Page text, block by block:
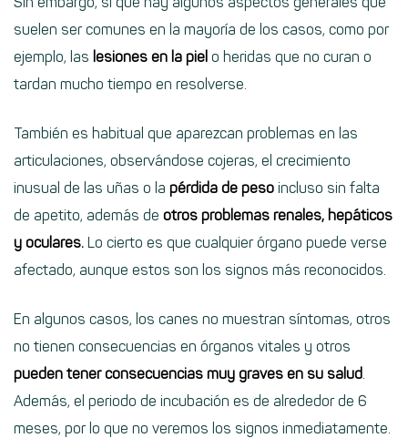
suelen ser comunes en la mayoría de los casos, como por
ejemplo, las lesiones en la piel o heridas que no curan o
tardan mucho tiempo en resolverse.
También es habitual que aparezcan problemas en las
articulaciones, observándose cojeras, el crecimiento
inusual de las uñas o la pérdida de peso incluso sin falta
de apetito, además de otros problemas renales, hepáticos
y oculares. Lo cierto es que cualquier órgano puede verse
afectado, aunque estos son los signos más reconocidos.
En algunos casos, los canes no muestran síntomas, otros
no tienen consecuencias en órganos vitales y otros
pueden tener consecuencias muy graves en su salud
Además, el periodo de incubación es de alrededor de 6
meses, por lo que no veremos los signos inmediatamente.